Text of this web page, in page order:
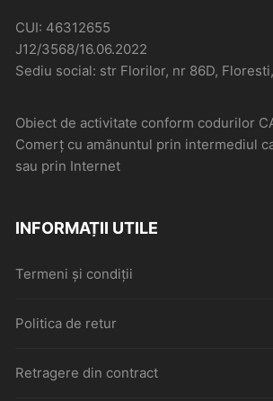
CUI: 46312655
J12/3568/16.06.2022
Sediu social: str Florilor, nr 86D,
Obiect de activitate conform codurilor
Comerţ cu amănuntul prin intermediul
sau prin Internet
INFORMAȚII UTILE
Termeni și condiții
Politica de retur
Retragere din contract